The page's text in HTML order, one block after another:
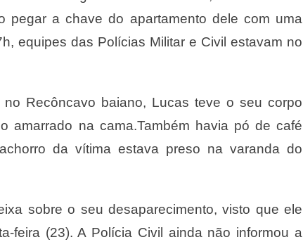
pegar a chave do apartamento dele com uma
equipes das Polícias Militar e Civil estavam no
Recôncavo baiano, Lucas teve o seu corpo
amarrado na cama.Também havia pó de café
da vítima estava preso na varanda do
sobre o seu desaparecimento, visto que ele
feira (23). A Polícia Civil ainda não informou a